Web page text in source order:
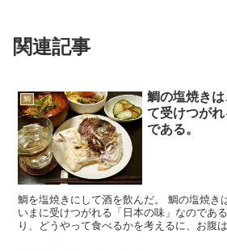
関連記事
鯛
鯛の塩焼き
て受けつが
である。
鯛を塩焼きにして酒を飲んだ。 鯛の塩焼き
いまに受けつがれる「日本の味」なのであ
り、どうやって食べるかを考えるに、お腹